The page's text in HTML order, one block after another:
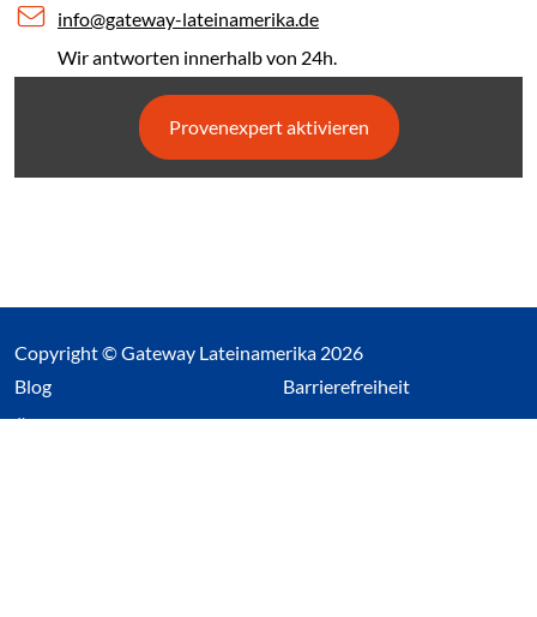
info@gateway-lateinamerika.de
Wir antworten innerhalb von 24h.
Provenexpert aktivieren
Copyright © Gateway Lateinamerika 2026
Blog(Link öffnet einen neuen Tab)
Über uns
Barrierefreiheit
Impressum